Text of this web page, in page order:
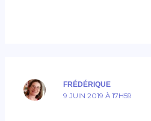
FRÉDÉRIQUE
9 JUIN 2019 À 17H59